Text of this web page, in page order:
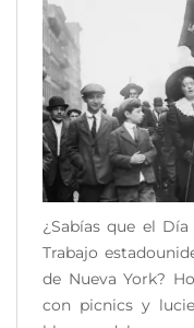
¿Sabías que el
Trabajo
de Nueva York?
con picnics y